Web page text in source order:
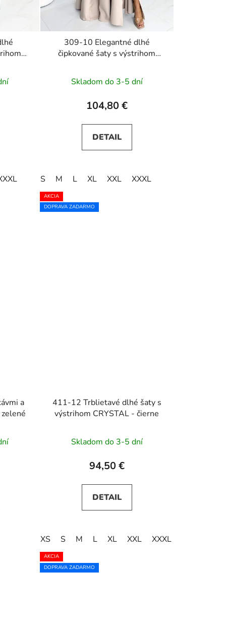
309-10 Elegantné dlhé
čipkované šaty s výstrihom
Skladom do 3-5 dní
104,80 €
DETAIL
S M L XL XXL XXXL
a
AKCIA
DOPRAVA ZADARMO
411-12 Trblietavé dlhé šaty s
výstrihom CRYSTAL - čierne
Skladom do 3-5 dní
94,50 €
DETAIL
XS S M L XL XXL XXXL
AKCIA
DOPRAVA ZADARMO